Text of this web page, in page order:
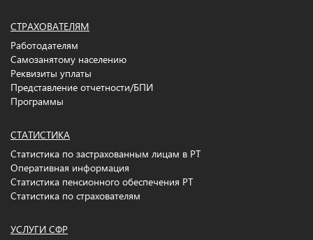
СТРАХОВАТЕЛЯМ
Работодателям
Самозанятому населению
Реквизиты уплаты
Представление отчетности/БПИ
Программы
СТАТИСТИКА
Статистика по застрахованным лицам в РТ
Оперативная информация
Статистика пенсионного обеспечения РТ
Статистика по страхователям
УСЛУГИ СФР